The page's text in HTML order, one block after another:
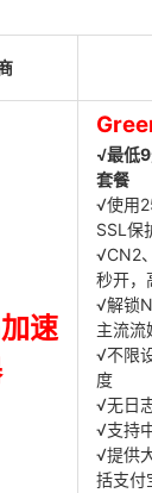
速
√最低
套餐
√使用
SSL保
√CN2
秒开，
√解锁
主流流
√不限
度
√无日
√支持
√提供
括支付